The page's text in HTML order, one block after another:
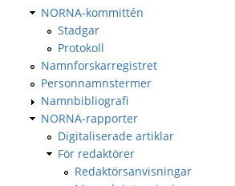
NORNA-kommittén
Stadgar
Protokoll
Namnforskarregistret
Personnamnstermer
Namnbibliografi
NORNA-rapporter
Digitaliserade artiklar
För redaktörer
Redaktörsanvisningar